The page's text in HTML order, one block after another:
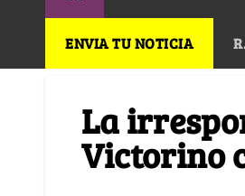
ENVIA TU NOTICIA
La
Victorino